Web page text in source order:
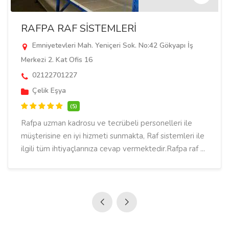
RAFPA RAF SİSTEMLERİ
Emniyetevleri Mah. Yeniçeri Sok. No:42 Gökyapı İş
Merkezi 2. Kat Ofis 16
02122701227
Çelik Eşya
(5)
Rafpa uzman kadrosu ve tecrübeli personelleri ile
müşterisine en iyi hizmeti sunmakta, Raf sistemleri ile
ilgili tüm ihtiyaçlarınıza cevap vermektedir.Rafpa raf ...